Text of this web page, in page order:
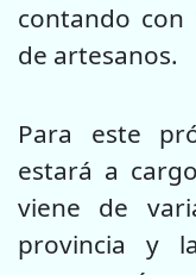
contando
de artesanos.
Para este
estará a
viene de
provincia y